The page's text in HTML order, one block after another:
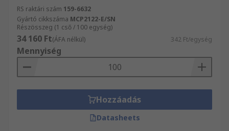
RS raktári szám 159-6632
Gyártó cikkszáma MCP2122-E/SN
Részösszeg (1 cső / 100 egység)
34 160 Ft(ÁFA nélkül) 342 Ft/egység
Mennyiség
Hozzáadás
Datasheets